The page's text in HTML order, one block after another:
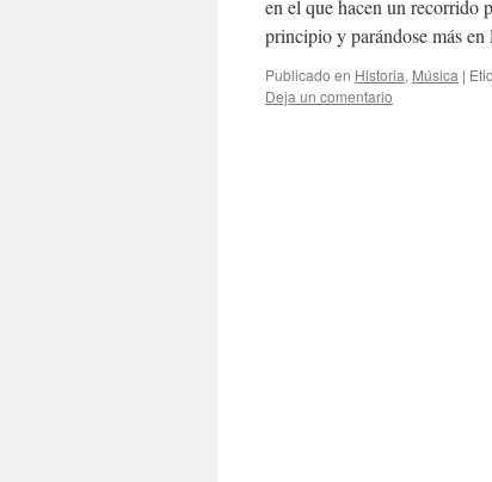
en el que hacen un recorrido
principio y parándose más
Publicado en Historia, Música |
Deja un comentario